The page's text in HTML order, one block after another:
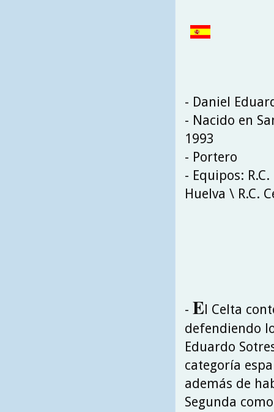
- Daniel
- Nacido en
1993
- Portero
- Equipos:
Huelva \ R.C.
- El Celta
defendiendo
Eduardo
categoría
además de
Segunda